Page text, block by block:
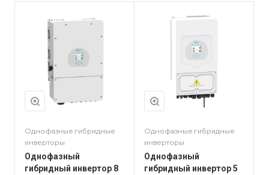
Однофазные гибридные
инверторы
Однофазный
гибридный инвертор 8
Однофазные гибридные
инверторы
Однофазный
гибридный инвертор 5